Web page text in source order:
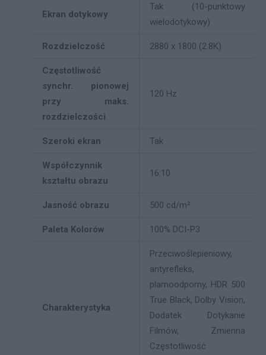
Ekran dotykowy
Tak (10-punktowy
wielodotykowy)
Rozdzielczość 2880 x 1800 (2.8K)
Częstotliwość
synchr. pionowej
przy maks.
rozdzielczości
120 Hz
Szeroki ekran Tak
Współczynnik
kształtu obrazu
16:10
Jasność obrazu 500 cd/m²
Paleta Kolorów 100% DCI-P3
Charakterystyka
Przeciwoślepieniowy,
antyrefleks,
plamoodporny, HDR 500
True Black, Dolby Vision,
Dodatek Dotykanie
Filmów, Zmienna
Częstotliwość